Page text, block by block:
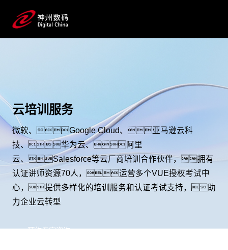
云培训服务
微软、Google Cloud、亚马逊云科
技、华为云、阿里
云、Salesforce等云厂商培训合作伙伴，拥有
认证讲师资源70人，运营多个VUE授权考试中
心，提供多样化的培训服务和认证考试支持，助
力企业云转型
预约专家咨询